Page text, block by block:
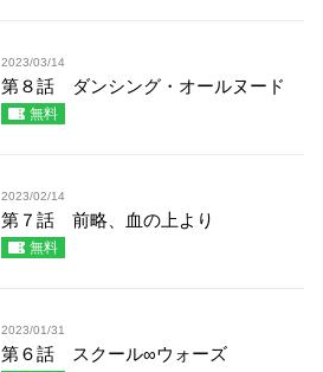
2023/03/14
第８話 ダンシング・オールヌード
無料
2023/02/14
第７話 前略、血の上より
無料
2023/01/31
第６話 スクール∞ウォーズ